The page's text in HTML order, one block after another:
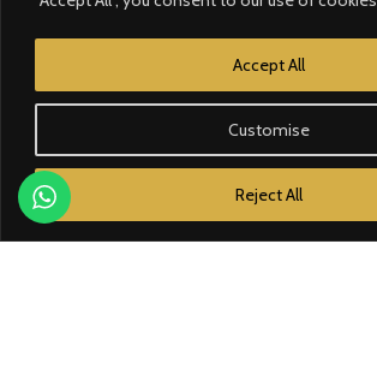
Customise
Reject All
Accept All
MARQUES
Bose
Zennio
Loxone